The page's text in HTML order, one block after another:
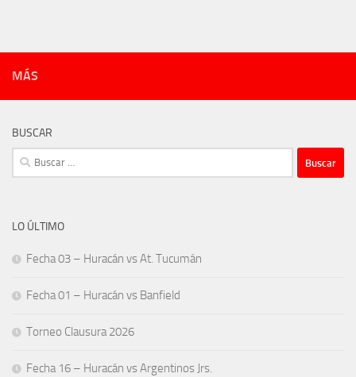
MÁS
BUSCAR
Buscar:
LO ÚLTIMO
Fecha 03 – Huracán vs At. Tucumán
Fecha 01 – Huracán vs Banfield
Torneo Clausura 2026
Fecha 16 – Huracán vs Argentinos Jrs.